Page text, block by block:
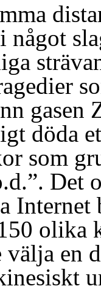
något
döda
som
Det
olika
välja en